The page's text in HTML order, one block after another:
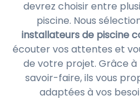
devrez choisir entre
piscine. Nous
installateurs de piscine
écouter vos attentes et
de votre projet. Grâce
savoir-faire, ils vous
adaptées à vos